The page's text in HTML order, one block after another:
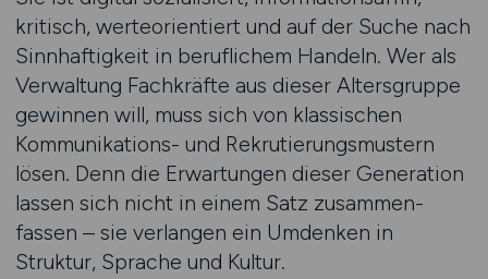
kritisch, werteorientiert und auf der Suche nach
Sinnhaftigkeit in beruflichem Handeln. Wer als
Verwaltung Fachkräfte aus dieser Altersgruppe
gewinnen will, muss sich von klassischen
Kommunikations- und Rekrutierungs­mustern
lösen. Denn die Erwartungen dieser Generation
lassen sich nicht in einem Satz zusammen­
fassen – sie verlangen ein Umdenken in
Struktur, Sprache und Kultur.